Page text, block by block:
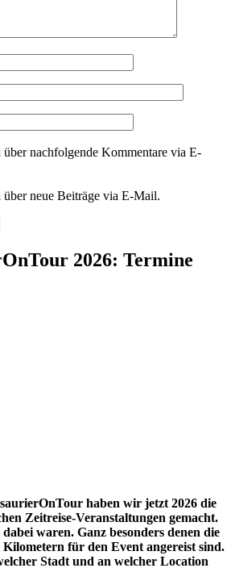
nachfolgende Kommentare via E-
neue Beiträge via E-Mail.
2026: Termine
haben wir jetzt 2026 die
Zeitreise-Veranstaltungen gemacht.
waren. Ganz besonders denen die
für den Event angereist sind.
Stadt und an welcher Location